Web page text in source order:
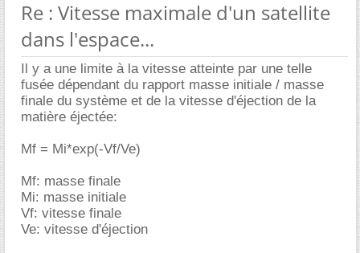
Re : Vitesse maximale d'un satellite
dans l'espace...
Il y a une limite à la vitesse atteinte par une telle
fusée dépendant du rapport masse initiale / masse
finale du système et de la vitesse d'éjection de la
matière éjectée:
Mf = Mi*exp(-Vf/Ve)
Mf: masse finale
Mi: masse initiale
Vf: vitesse finale
Ve: vitesse d'éjection